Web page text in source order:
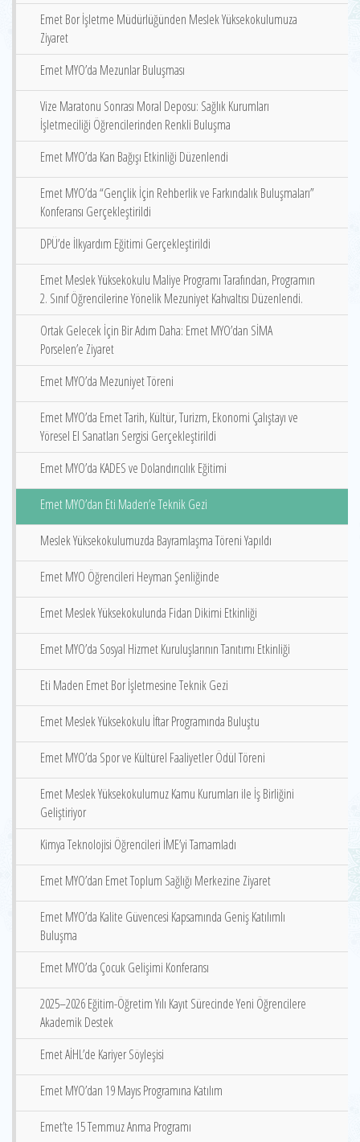
Emet Bor İşletme Müdürlüğünden Meslek Yüksekokulumuza
Ziyaret
Emet MYO’da Mezunlar Buluşması
Vize Maratonu Sonrası Moral Deposu: Sağlık Kurumları
İşletmeciliği Öğrencilerinden Renkli Buluşma
Emet MYO’da Kan Bağışı Etkinliği Düzenlendi
Emet MYO’da “Gençlik İçin Rehberlik ve Farkındalık Buluşmaları”
Konferansı Gerçekleştirildi
DPÜ’de İlkyardım Eğitimi Gerçekleştirildi
Emet Meslek Yüksekokulu Maliye Programı Tarafından, Programın
2. Sınıf Öğrencilerine Yönelik Mezuniyet Kahvaltısı Düzenlendi.
Ortak Gelecek İçin Bir Adım Daha: Emet MYO’dan SİMA
Porselen’e Ziyaret
Emet MYO’da Mezuniyet Töreni
Emet MYO’da Emet Tarih, Kültür, Turizm, Ekonomi Çalıştayı ve
Yöresel El Sanatları Sergisi Gerçekleştirildi
Emet MYO’da KADES ve Dolandırıcılık Eğitimi
Emet MYO’dan Eti Maden’e Teknik Gezi
Meslek Yüksekokulumuzda Bayramlaşma Töreni Yapıldı
Emet MYO Öğrencileri Heyman Şenliğinde
Emet Meslek Yüksekokulunda Fidan Dikimi Etkinliği
Emet MYO’da Sosyal Hizmet Kuruluşlarının Tanıtımı Etkinliği
Eti Maden Emet Bor İşletmesine Teknik Gezi
Emet Meslek Yüksekokulu İftar Programında Buluştu
Emet MYO’da Spor ve Kültürel Faaliyetler Ödül Töreni
Emet Meslek Yüksekokulumuz Kamu Kurumları ile İş Birliğini
Geliştiriyor
Kimya Teknolojisi Öğrencileri İME’yi Tamamladı
Emet MYO’dan Emet Toplum Sağlığı Merkezine Ziyaret
Emet MYO’da Kalite Güvencesi Kapsamında Geniş Katılımlı
Buluşma
Emet MYO’da Çocuk Gelişimi Konferansı
2025–2026 Eğitim-Öğretim Yılı Kayıt Sürecinde Yeni Öğrencilere
Akademik Destek
Emet AİHL’de Kariyer Söyleşisi
Emet MYO’dan 19 Mayıs Programına Katılım
Emet’te 15 Temmuz Anma Programı